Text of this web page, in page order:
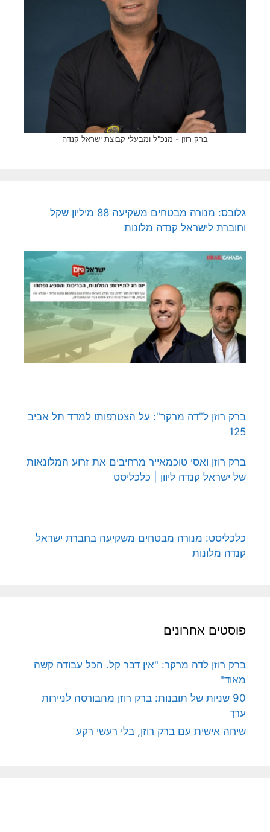
ברק רוזן - מנכ"ל ומבעלי קבוצת ישראל קנדה
גלובס: מנורה מבטחים משקיעה 88 מיליון שקל
וחוברת לישראל קנדה מלונות
ברק רוזן ל"דה מרקר": על הצטרפותו למדד תל אביב
125
ברק רוזן ואסי טוכמאייר מרחיבים את זרוע המלונאות
של ישראל קנדה ליוון | כלכליסט
כלכליסט: מנורה מבטחים משקיעה בחברת ישראל
קנדה מלונות
פוסטים אחרונים
ברק רוזן לדה מרקר: "אין דבר קל. הכל עבודה קשה
מאוד"
90 שניות של תובנות: ברק רוזן מהבורסה לניירות
ערך
שיחה אישית עם ברק רוזן, בלי רעשי רקע